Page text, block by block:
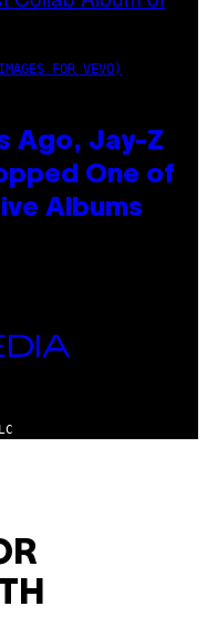
FOR VEVO)
Ago, Jay-Z
One of
Albums